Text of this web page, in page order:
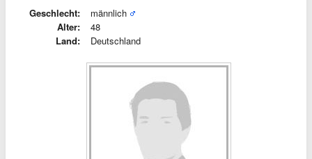
Geschlecht:
männlich
Alter:
48
Land:
Deutschland